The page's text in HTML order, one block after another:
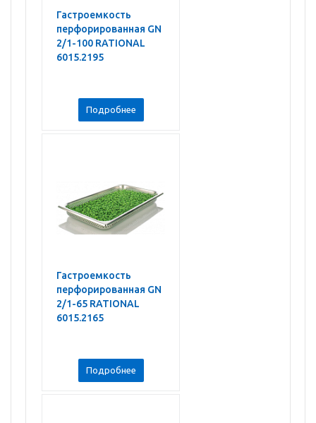
Гастроемкость
перфорированная GN
2/1-100 RATIONAL
6015.2195
Подробнее
Гастроемкость
перфорированная GN
2/1-65 RATIONAL
6015.2165
Подробнее